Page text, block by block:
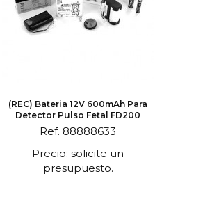
(REC) Bateria 12V 600mAh Para
Detector Pulso Fetal FD200
Ref. 88888633
Precio: solicite un
presupuesto.